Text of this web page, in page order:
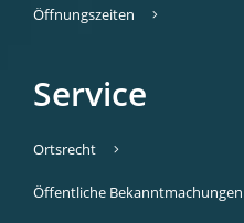
Öffnungszeiten
Service
Ortsrecht
Öffentliche Bekanntmachungen